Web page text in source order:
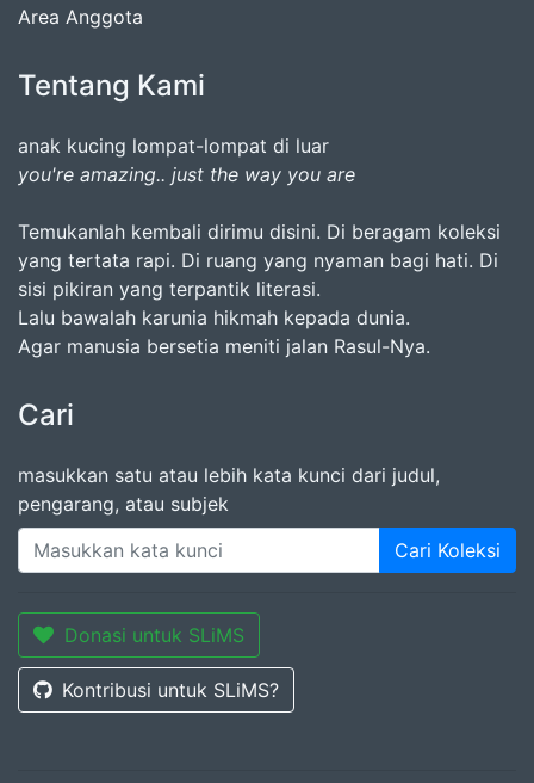
Area Anggota
Tentang Kami
anak kucing lompat-lompat di luar
you're amazing.. just the way you are
Temukanlah kembali dirimu disini. Di beragam koleksi
yang tertata rapi. Di ruang yang nyaman bagi hati. Di
sisi pikiran yang terpantik literasi.
Lalu bawalah karunia hikmah kepada dunia.
Agar manusia bersetia meniti jalan Rasul-Nya.
Cari
masukkan satu atau lebih kata kunci dari judul,
pengarang, atau subjek
Cari Koleksi
Donasi untuk SLiMS
Kontribusi untuk SLiMS?